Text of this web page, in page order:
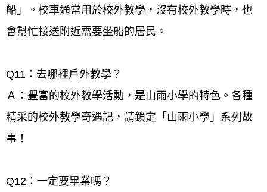
船」。校車通常用於校外教學，沒有校外教學時，也
會幫忙接送附近需要坐船的居民。
Q11：去哪裡戶外教學？
Ａ：豐富的校外教學活動，是山雨小學的特色。各種
精采的校外教學奇遇記，請鎖定「山雨小學」系列故
事！
Q12：一定要畢業嗎？